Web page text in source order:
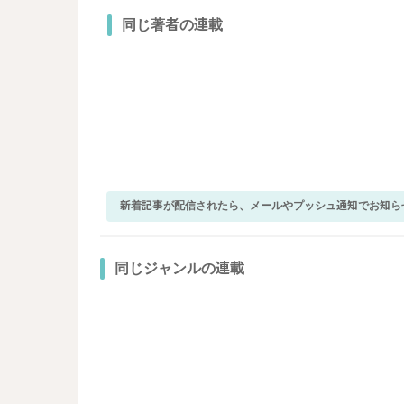
同じ著者の連載
新着記事が配信されたら、メールやプッシュ通知でお知ら
同じジャンルの連載